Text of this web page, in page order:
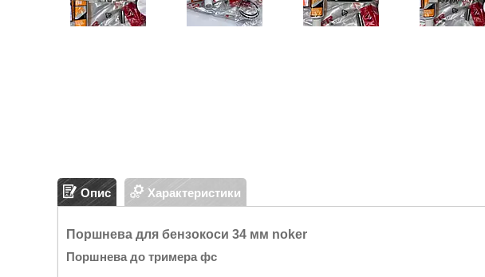
Опис Характеристики
Поршнева для бензокоси 34 мм noker
Поршнева до тримера фс